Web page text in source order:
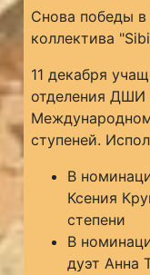
Снова победы в
коллектива
11 декабря
отделения ДШИ
ступеней.
В
Ксения
степени
В
дуэт Анна